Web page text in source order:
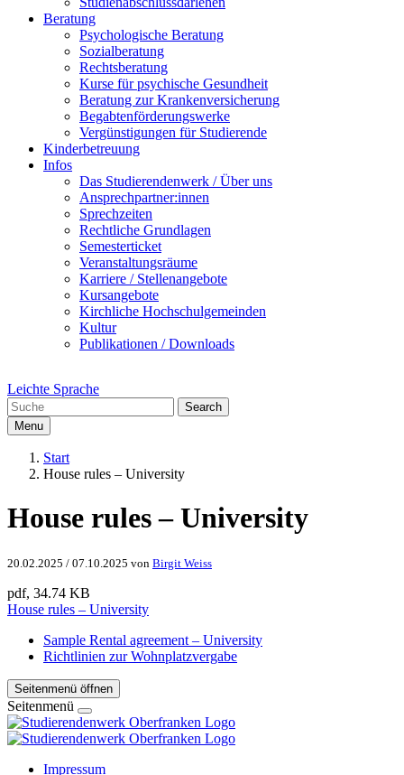
Beratung
Psychologische Beratung
Sozialberatung
Rechtsberatung
Kurse für psychische Gesundheit
Beratung zur Krankenversicherung
Begabtenförderungswerke
Vergünstigungen für Studierende
Kinderbetreuung
Infos
Das Studierendenwerk / Über uns
Ansprechpartner:innen
Sprechzeiten
Rechtliche Grundlagen
Semesterticket
Veranstaltungsräume
Karriere / Stellenangebote
Kursangebote
Kirchliche Hochschulgemeinden
Kultur
Publikationen / Downloads
Leichte Sprache
Search
Menu
Start
House rules – University
House rules – University
20.02.2025 / 07.10.2025 von Birgit Weiss
pdf, 34.74 KB
House rules – University
Sample Rental agreement – University
Richtlinien zur Wohnplatzvergabe
Seitenmenü öffnen
Seitenmenü
Impressum